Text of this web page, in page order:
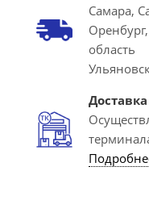
Самара,
область